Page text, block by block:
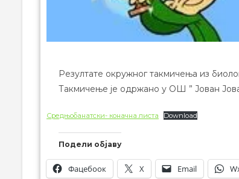
Резултате окружног такмичења из
Такмичење је одржано у ОШ ” Јован
Средњобанатски- коначна листа Download
Подели објаву
Фацебоок X Email